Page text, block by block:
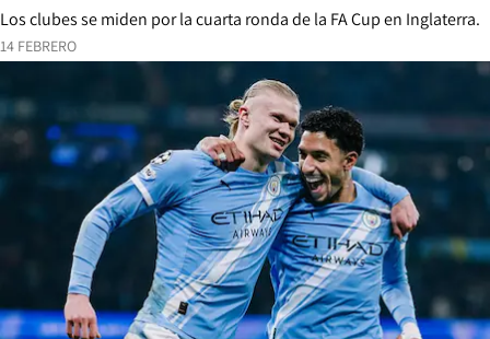
14 FEBRERO
Los clubes se miden por la cuarta ronda de la FA Cup en Inglaterra.